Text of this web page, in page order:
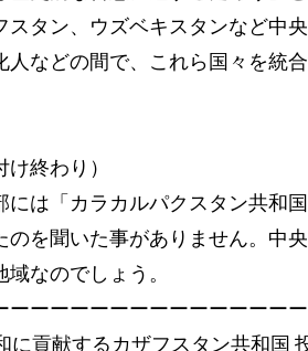
タン、ウズベキスタンなど中
などの間で、これら国々を統
終わり）
は「カラカルパクスタン共和
を聞いた事がありません。中
なのでしょう。
ーーーーーーーーーーーーーー
に貢献するカザフスタン共和